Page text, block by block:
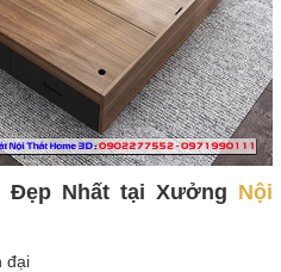
Đẹp Nhất tại Xưởng Nội
đại